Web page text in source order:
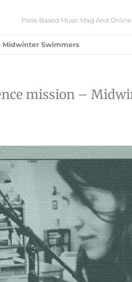
Paris-Based Music Mag And Online
Midwinter Swimmers
mission –